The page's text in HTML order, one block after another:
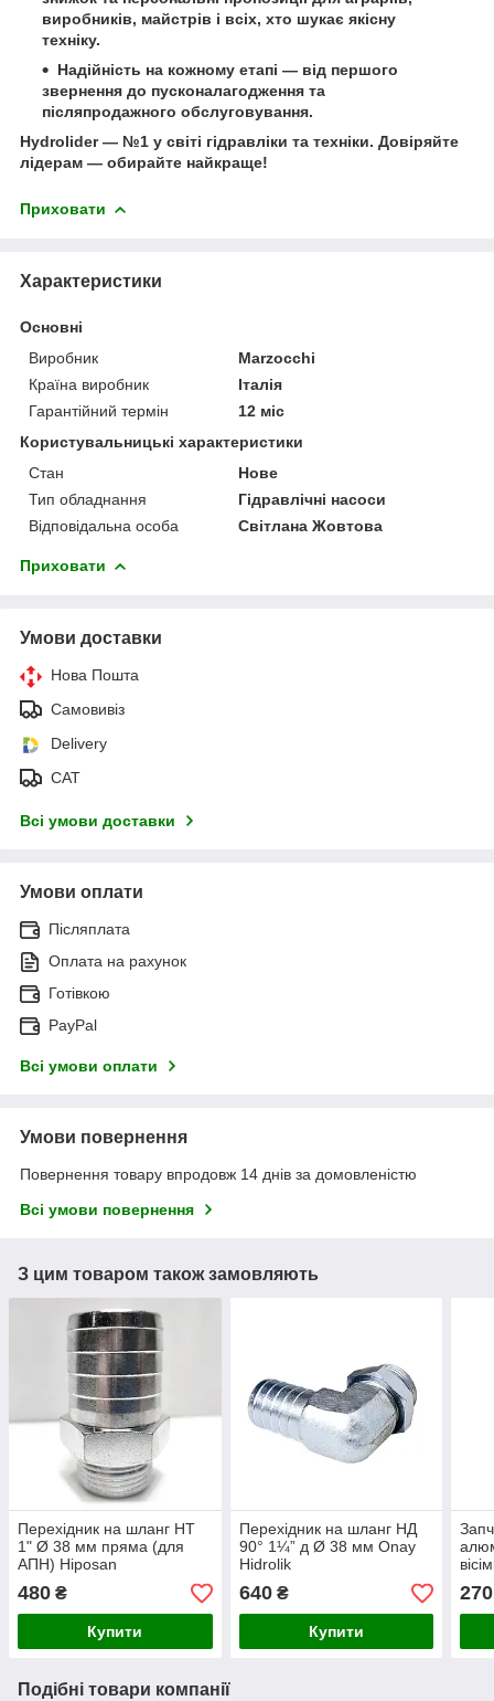
виробників, майстрів і всіх, хто шукає якісну
техніку.
Надійність на кожному етапі — від першого
звернення до пусконалагодження та
післяпродажного обслуговування.
Hydrolider — №1 у світі гідравліки та техніки. Довіряйте
лідерам — обирайте найкраще!
Приховати
Характеристики
Основні
Виробник
Marzocchi
Країна виробник
Італія
Гарантійний термін
12 міс
Користувальницькі характеристики
Стан
Нове
Тип обладнання
Гідравлічні насоси
Відповідальна особа
Світлана Жовтова
Приховати
Умови доставки
Нова Пошта
Самовивіз
Delivery
САТ
Всі умови доставки
Умови оплати
Післяплата
Оплата на рахунок
Готівкою
PayPal
Всі умови оплати
Умови повернення
Повернення товару впродовж 14 днів за домовленістю
Всі умови повернення
З цим товаром також замовляють
Перехідник на шланг НТ
1" Ø 38 мм пряма (для
АПН) Hiposan
480 ₴
Купити
Перехідник на шланг НД
90° 1¼” д Ø 38 мм Onay
Hidrolik
640₴
Купити
270
Подібні товари компанії